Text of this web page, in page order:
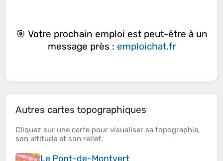
🎯 Votre prochain emploi est peut-être à un
message près : emploichat.fr
Autres cartes topographiques
Cliquez sur une carte pour visualiser sa topographie,
son altitude et son relief.
Le Pont-de-Montvert